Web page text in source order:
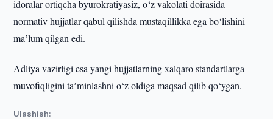
idoralar ortiqcha byurokratiyasiz, o‘z vakolati doirasida
normativ hujjatlar qabul qilishda mustaqillikka ega bo‘lishini
maʼlum qilgan edi.
Adliya vazirligi esa yangi hujjatlarning xalqaro standartlarga
muvofiqligini taʼminlashni o‘z oldiga maqsad qilib qo‘ygan.
Ulashish: